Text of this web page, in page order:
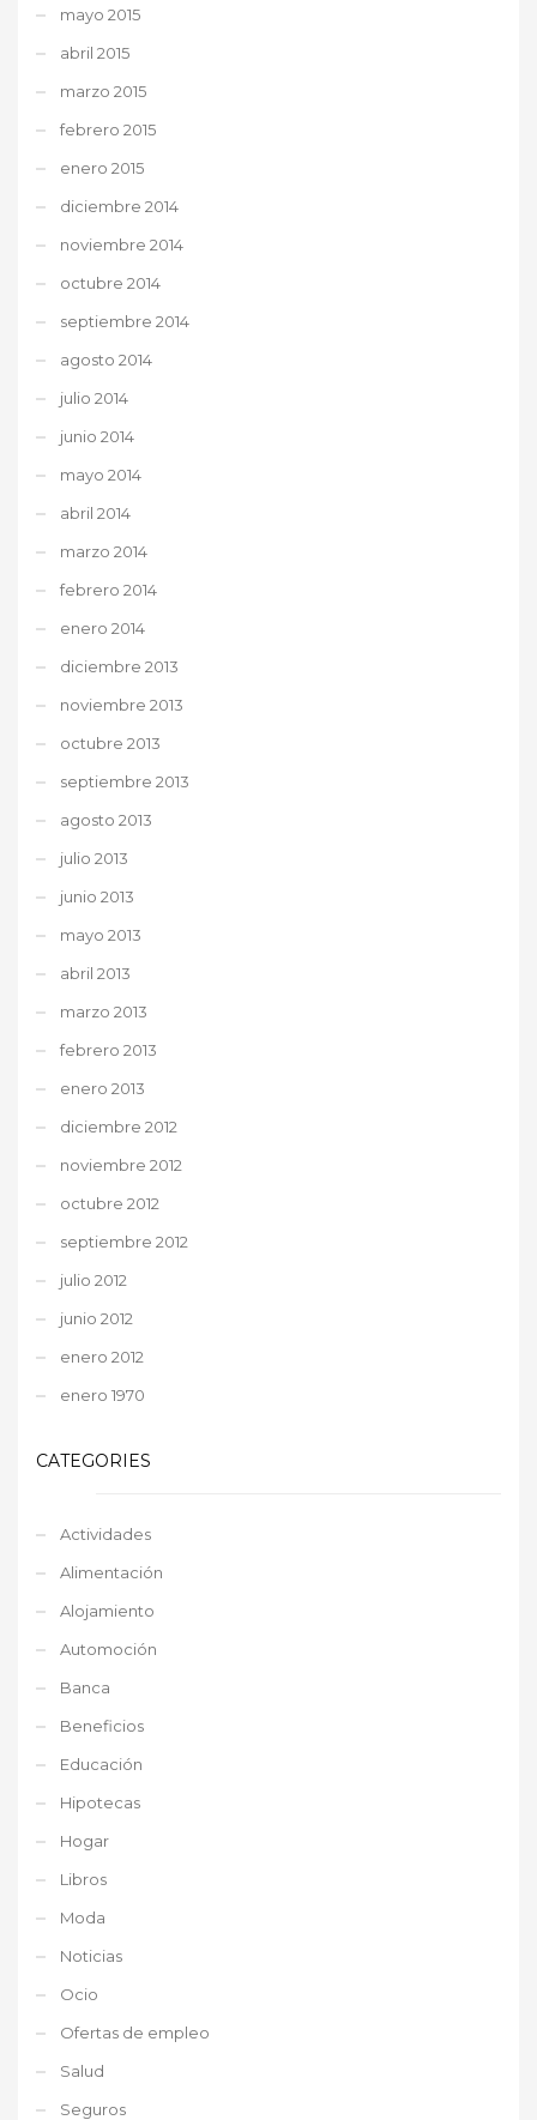
mayo 2015
abril 2015
marzo 2015
febrero 2015
enero 2015
diciembre 2014
noviembre 2014
octubre 2014
septiembre 2014
agosto 2014
julio 2014
junio 2014
mayo 2014
abril 2014
marzo 2014
febrero 2014
enero 2014
diciembre 2013
noviembre 2013
octubre 2013
septiembre 2013
agosto 2013
julio 2013
junio 2013
mayo 2013
abril 2013
marzo 2013
febrero 2013
enero 2013
diciembre 2012
noviembre 2012
octubre 2012
septiembre 2012
julio 2012
junio 2012
enero 2012
enero 1970
CATEGORIES
Actividades
Alimentación
Alojamiento
Automoción
Banca
Beneficios
Educación
Hipotecas
Hogar
Libros
Moda
Noticias
Ocio
Ofertas de empleo
Salud
Seguros